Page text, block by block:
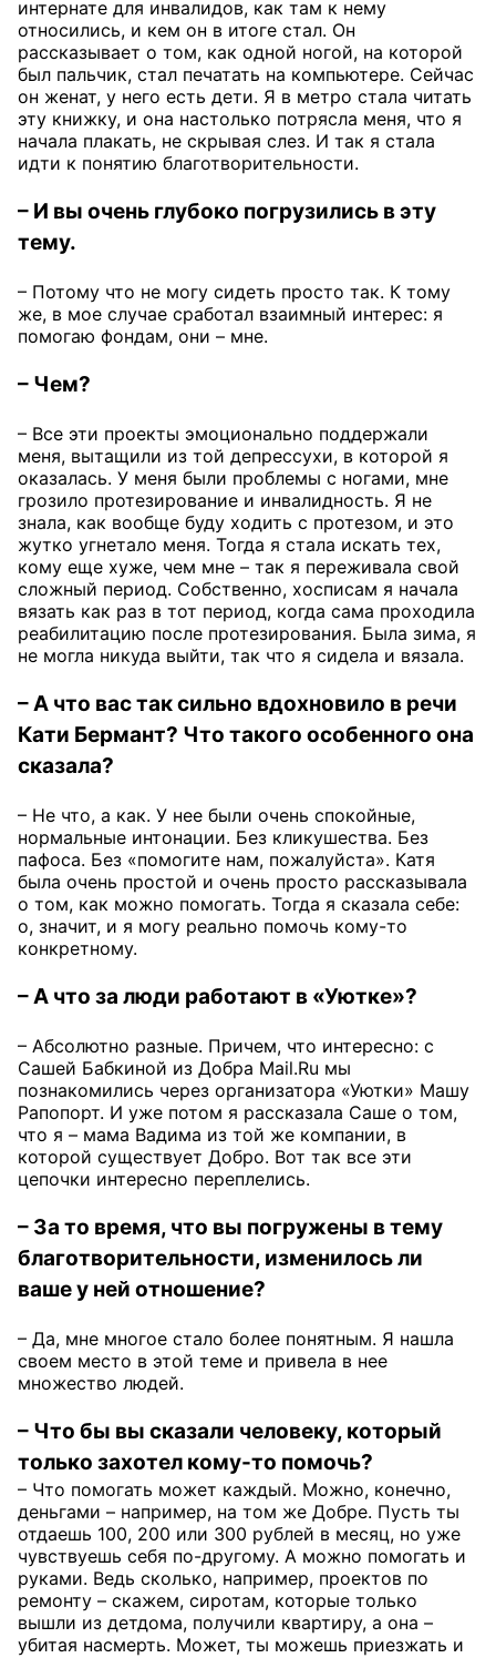
интернате для инвалидов, как там к нему
относились, и кем он в итоге стал. Он
рассказывает о том, как одной ногой, на которой
был пальчик, стал печатать на компьютере. Сейчас
он женат, у него есть дети. Я в метро стала читать
эту книжку, и она настолько потрясла меня, что я
начала плакать, не скрывая слез. И так я стала
идти к понятию благотворительности.
– И вы очень глубоко погрузились в эту
тему.
– Потому что не могу сидеть просто так. К тому
же, в мое случае сработал взаимный интерес: я
помогаю фондам, они – мне.
– Чем?
– Все эти проекты эмоционально поддержали
меня, вытащили из той депрессухи, в которой я
оказалась. У меня были проблемы с ногами, мне
грозило протезирование и инвалидность. Я не
знала, как вообще буду ходить с протезом, и это
жутко угнетало меня. Тогда я стала искать тех,
кому еще хуже, чем мне – так я переживала свой
сложный период. Собственно, хосписам я начала
вязать как раз в тот период, когда сама проходила
реабилитацию после протезирования. Была зима, я
не могла никуда выйти, так что я сидела и вязала.
– А что вас так сильно вдохновило в речи
Кати Бермант? Что такого особенного она
сказала?
– Не что, а как. У нее были очень спокойные,
нормальные интонации. Без кликушества. Без
пафоса. Без «помогите нам, пожалуйста». Катя
была очень простой и очень просто рассказывала
о том, как можно помогать. Тогда я сказала себе:
о, значит, и я могу реально помочь кому-то
конкретному.
– А что за люди работают в «Уютке»?
– Абсолютно разные. Причем, что интересно: с
Сашей Бабкиной из Добра Mail.Ru мы
познакомились через организатора «Уютки» Машу
Рапопорт. И уже потом я рассказала Саше о том,
что я – мама Вадима из той же компании, в
которой существует Добро. Вот так все эти
цепочки интересно переплелись.
– За то время, что вы погружены в тему
благотворительности, изменилось ли
ваше у ней отношение?
– Да, мне многое стало более понятным. Я нашла
своем место в этой теме и привела в нее
множество людей.
– Что бы вы сказали человеку, который
только захотел кому-то помочь?
– Что помогать может каждый. Можно, конечно,
деньгами – например, на том же Добре. Пусть ты
отдаешь 100, 200 или 300 рублей в месяц, но уже
чувствуешь себя по-другому. А можно помогать и
руками. Ведь сколько, например, проектов по
ремонту – скажем, сиротам, которые только
вышли из детдома, получили квартиру, а она –
убитая насмерть. Может, ты можешь приезжать и